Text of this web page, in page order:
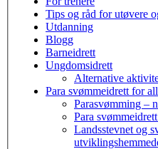
Tips og råd for utøvere
Utdanning
Blogg
Barneidrett
Ungdomsidrett
Alternative
Para svømmeidrett for
Parasvømming –
Para
Landsstevnet og